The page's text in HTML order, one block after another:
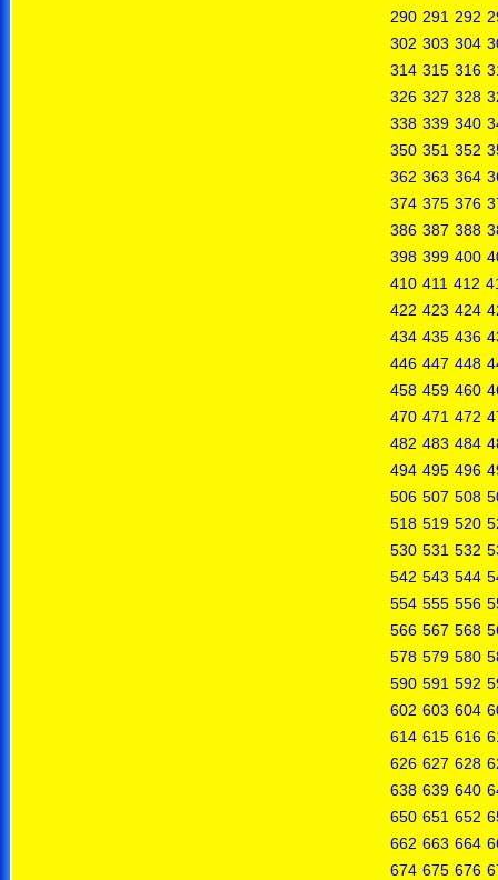
290 291 292
302 303 304
314 315 316
326 327 328
338 339 340
350 351 352
362 363 364
374 375 376
386 387 388
398 399 400
410 411 412
422 423 424
434 435 436
446 447 448
458 459 460
470 471 472
482 483 484
494 495 496
506 507 508
518 519 520
530 531 532
542 543 544
554 555 556
566 567 568
578 579 580
590 591 592
602 603 604
614 615 616
626 627 628
638 639 640
650 651 652
662 663 664
674 675 676